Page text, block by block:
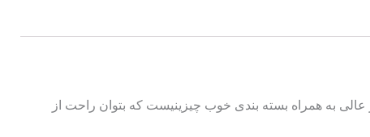
بسیار عالی به همراه بسته بندی خوب چیزینیست که بتوان راحت از